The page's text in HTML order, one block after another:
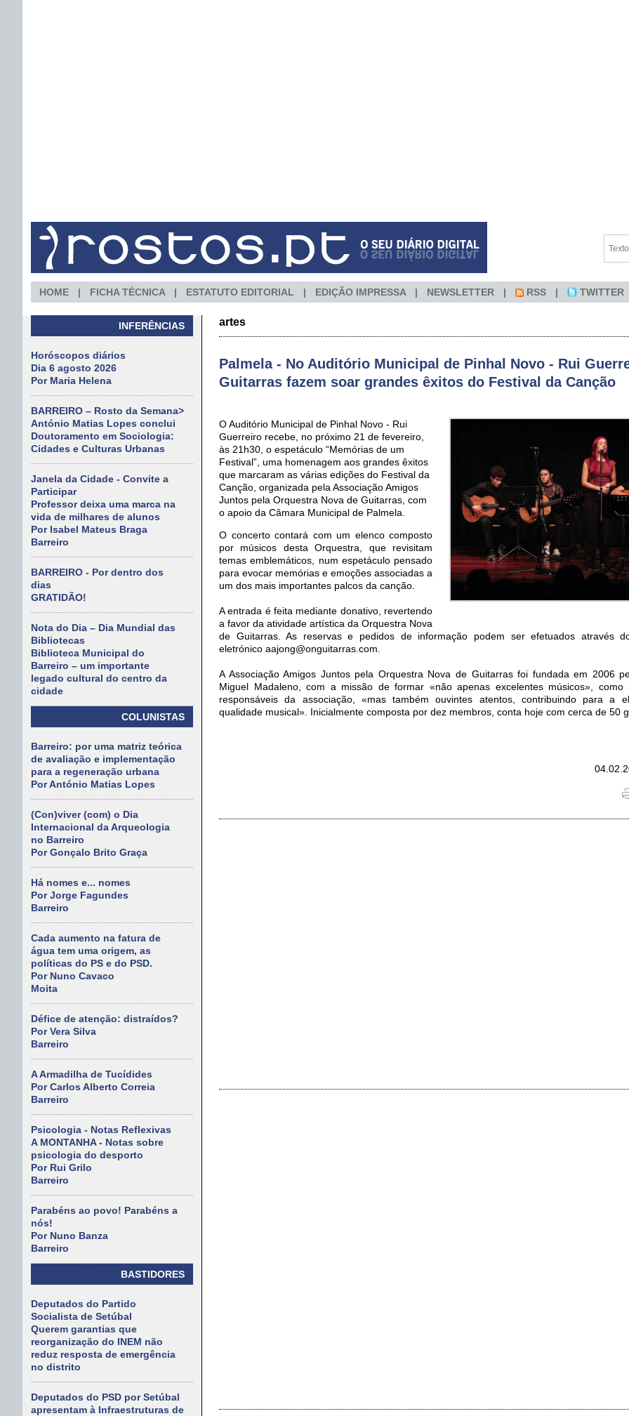
HOME FICHA TÉCNICA ESTATUTO EDITORIAL EDIÇÃO IMPRESSA NEWSLETTER RSS TWITTER
INFERÊNCIAS
Horóscopos diários
Dia 6 agosto 2026
Por Maria Helena
BARREIRO – Rosto da Semana>
António Matias Lopes conclui
Doutoramento em Sociologia:
Cidades e Culturas Urbanas
Janela da Cidade - Convite a
Participar
Professor deixa uma marca na
vida de milhares de alunos
Por Isabel Mateus Braga
Barreiro
BARREIRO - Por dentro dos
dias
GRATIDÃO!
Nota do Dia – Dia Mundial das
Bibliotecas
Biblioteca Municipal do
Barreiro – um importante
legado cultural do centro da
cidade
COLUNISTAS
Barreiro: por uma matriz teórica
de avaliação e implementação
para a regeneração urbana
Por António Matias Lopes
(Con)viver (com) o Dia
Internacional da Arqueologia
no Barreiro
Por Gonçalo Brito Graça
Há nomes e... nomes
Por Jorge Fagundes
Barreiro
Cada aumento na fatura de
água tem uma origem, as
políticas do PS e do PSD.
Por Nuno Cavaco
Moita
Défice de atenção: distraídos?
Por Vera Silva
Barreiro
A Armadilha de Tucídides
Por Carlos Alberto Correia
Barreiro
Psicologia - Notas Reflexivas
A MONTANHA - Notas sobre
psicologia do desporto
Por Rui Grilo
Barreiro
Parabéns ao povo! Parabéns a
nós!
Por Nuno Banza
Barreiro
BASTIDORES
Deputados do Partido
Socialista de Setúbal
Querem garantias que
reorganização do INEM não
reduz resposta de emergência
no distrito
Deputados do PSD por Setúbal
apresentam à Infraestruturas de
artes
Palmela - No Auditório Municipal de Pinhal Novo - Rui
Guitarras fazem soar grandes êxitos do Festival da Canção
O Auditório Municipal de Pinhal Novo - Rui
Guerreiro recebe, no próximo 21 de fevereiro,
às 21h30, o espetáculo “Memórias de um
Festival”, uma homenagem aos grandes êxitos
que marcaram as várias edições do Festival da
Canção, organizada pela Associação Amigos
Juntos pela Orquestra Nova de Guitarras, com
o apoio da Câmara Municipal de Palmela.
O concerto contará com um elenco composto
por músicos desta Orquestra, que revisitam
temas emblemáticos, num espetáculo pensado
para evocar memórias e emoções associadas a
um dos mais importantes palcos da canção.
A entrada é feita mediante donativo, revertendo
a favor da atividade artística da Orquestra Nova
de Guitarras. As reservas e pedidos de informação podem ser efetuados através
eletrónico aajong@onguitarras.com.
A Associação Amigos Juntos pela Orquestra Nova de Guitarras foi fundada em 2006
Miguel Madaleno, com a missão de formar «não apenas excelentes músicos», como
responsáveis da associação, «mas também ouvintes atentos, contribuindo para a
qualidade musical». Inicialmente composta por dez membros, conta hoje com cerca de 50